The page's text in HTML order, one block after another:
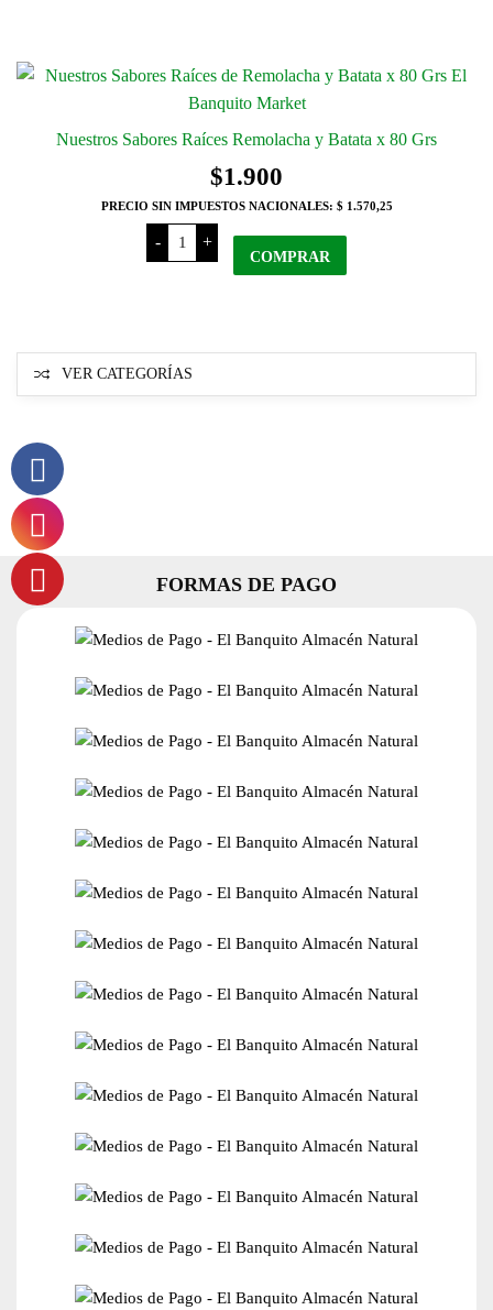
38
cantidad
Nuestros Sabores Raíces Remolacha y Batata x 80 Grs
$1.900
PRECIO SIN IMPUESTOS NACIONALES: $ 1.570,25
-
Nuestros
Sabores
Raíces
Remolacha
Grs
cantidad
+
COMPRAR
VER CATEGORÍAS
FORMAS DE PAGO